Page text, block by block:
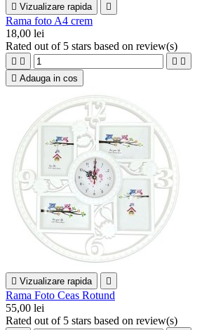
 Vizualizare rapida 
Rama foto A4 crem
18,00 lei
Rated out of 5 stars based on review(s)
   
 Adauga in cos
 Vizualizare rapida 
Rama Foto Ceas Rotund
55,00 lei
Rated out of 5 stars based on review(s)